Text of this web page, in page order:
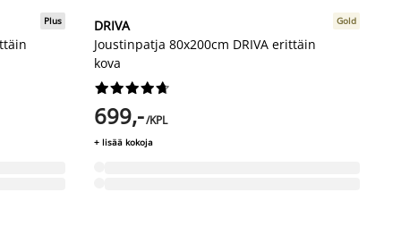
Plus
DRIVA
Joustinpatja 80x200cm DRIVA erittäin
kova
Gold






699,-/KPL
+ lisää kokoja